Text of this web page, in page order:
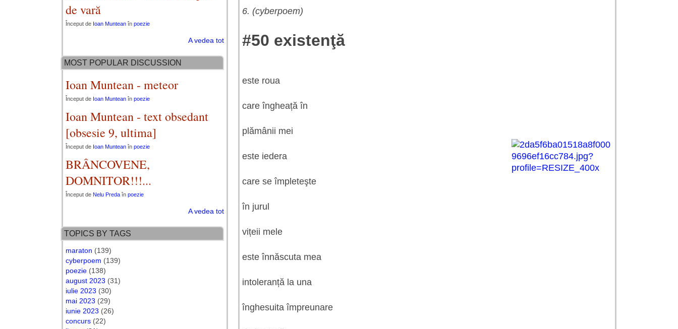
6. (cyberpoem)
#50 existenţă
este roua
care îngheață în
plămânii mei
este iedera
care se împleteşte
în jurul
vițeii mele
este înnăscuta mea
intoleranță la una
înghesuita împreunare
de vară
Început de Ioan Muntean în poezie
A vedea tot
MOST POPULAR DISCUSSION
Ioan Muntean - meteor
Început de Ioan Muntean în poezie
Ioan Muntean - text obsedant
[obsesie 9, ultima]
Început de Ioan Muntean în poezie
BRÂNCOVENE,
DOMNITOR!!!...
Început de Nelu Preda în poezie
A vedea tot
TOPICS BY TAGS
maraton (139)
cyberpoem (139)
poezie (138)
august 2023 (31)
iulie 2023 (30)
mai 2023 (29)
iunie 2023 (26)
concurs (22)